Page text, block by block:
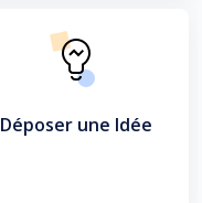
Déposer une Idée